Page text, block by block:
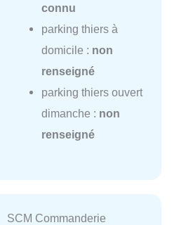
connu
parking thiers à
domicile : non
renseigné
parking thiers ouvert
dimanche : non
renseigné
SCM Commanderie